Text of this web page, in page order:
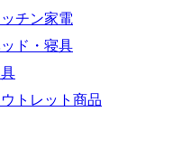
チン家電
ド・寝具
トレット商品